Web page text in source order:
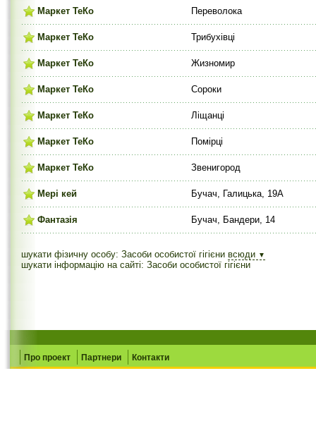
Маркет ТеКо Переволока
Маркет ТеКо Трибухівці
Маркет ТеКо Жизномир
Маркет ТеКо Сороки
Маркет ТеКо Ліщанці
Маркет ТеКо Помірці
Маркет ТеКо Звенигород
Мері кей Бучач, Галицька, 19А
Фантазія Бучач, Бандери, 14
шукати фізичну особу: Засоби особистої гігієни всюди ▼
шукати інформацію на сайті: Засоби особистої гігієни
Про проект Партнери Контакти